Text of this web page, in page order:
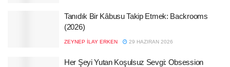
Tanıdık Bir Kâbusu Takip Etmek: Backrooms
(2026)
ZEYNEP İLAY ERKEN 29 HAZIRAN 2026
Her Şeyi Yutan Koşulsuz Sevgi: Obsession